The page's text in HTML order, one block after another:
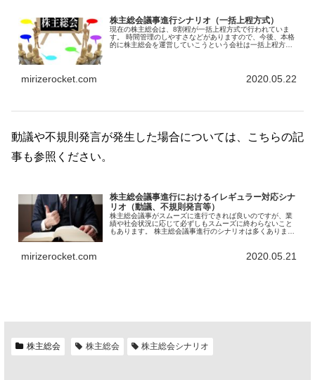
株主総会議事進行シナリオ（一括上程方式）
現在の株主総会は、8割程が一括上程方式で行われていま
す。 時間管理のしやすさなどがありますので、今後、本格
的に株主総会を運営していこうという会社は一括上程方式
mirizerocket.com 2020.05.22
動議や不規則発言が発生した場合については、こちらの記
事も参照ください。
株主総会議事進行におけるイレギュラー対応シナ
リオ（動議、不規則発言等）
株主総会議事がスムーズに進行できれば良いのですが、業
績や社会状況に応じて必ずしもスムーズに終わらないこと
もあります。 株主総会議事進行のシナリオは多くあります
mirizerocket.com 2020.05.21
株主総会 株主総会 株主総会シナリオ